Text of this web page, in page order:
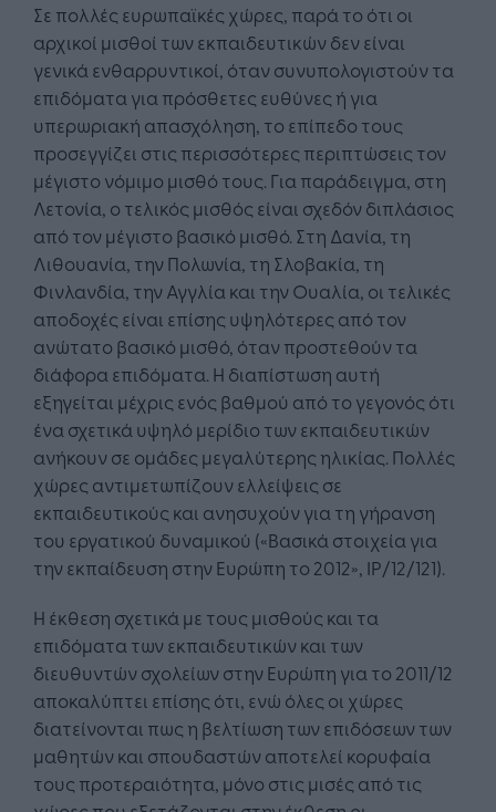
Σε πολλές ευρωπαϊκές χώρες, παρά το ότι οι
αρχικοί μισθοί των εκπαιδευτικών δεν είναι
γενικά ενθαρρυντικοί, όταν συνυπολογιστούν τα
επιδόματα για πρόσθετες ευθύνες ή για
υπερωριακή απασχόληση, το επίπεδο τους
προσεγγίζει στις περισσότερες περιπτώσεις τον
μέγιστο νόμιμο μισθό τους. Για παράδειγμα, στη
Λετονία, ο τελικός μισθός είναι σχεδόν διπλάσιος
από τον μέγιστο βασικό μισθό. Στη Δανία, τη
Λιθουανία, την Πολωνία, τη Σλοβακία, τη
Φινλανδία, την Αγγλία και την Ουαλία, οι τελικές
αποδοχές είναι επίσης υψηλότερες από τον
ανώτατο βασικό μισθό, όταν προστεθούν τα
διάφορα επιδόματα. Η διαπίστωση αυτή
εξηγείται μέχρις ενός βαθμού από το γεγονός ότι
ένα σχετικά υψηλό μερίδιο των εκπαιδευτικών
ανήκουν σε ομάδες μεγαλύτερης ηλικίας. Πολλές
χώρες αντιμετωπίζουν ελλείψεις σε
εκπαιδευτικούς και ανησυχούν για τη γήρανση
του εργατικού δυναμικού («Βασικά στοιχεία για
την εκπαίδευση στην Ευρώπη το 2012», IP/12/121).
Η έκθεση σχετικά με τους μισθούς και τα
επιδόματα των εκπαιδευτικών και των
διευθυντών σχολείων στην Ευρώπη για το 2011/12
αποκαλύπτει επίσης ότι, ενώ όλες οι χώρες
διατείνονται πως η βελτίωση των επιδόσεων των
μαθητών και σπουδαστών αποτελεί κορυφαία
τους προτεραιότητα, μόνο στις μισές από τις